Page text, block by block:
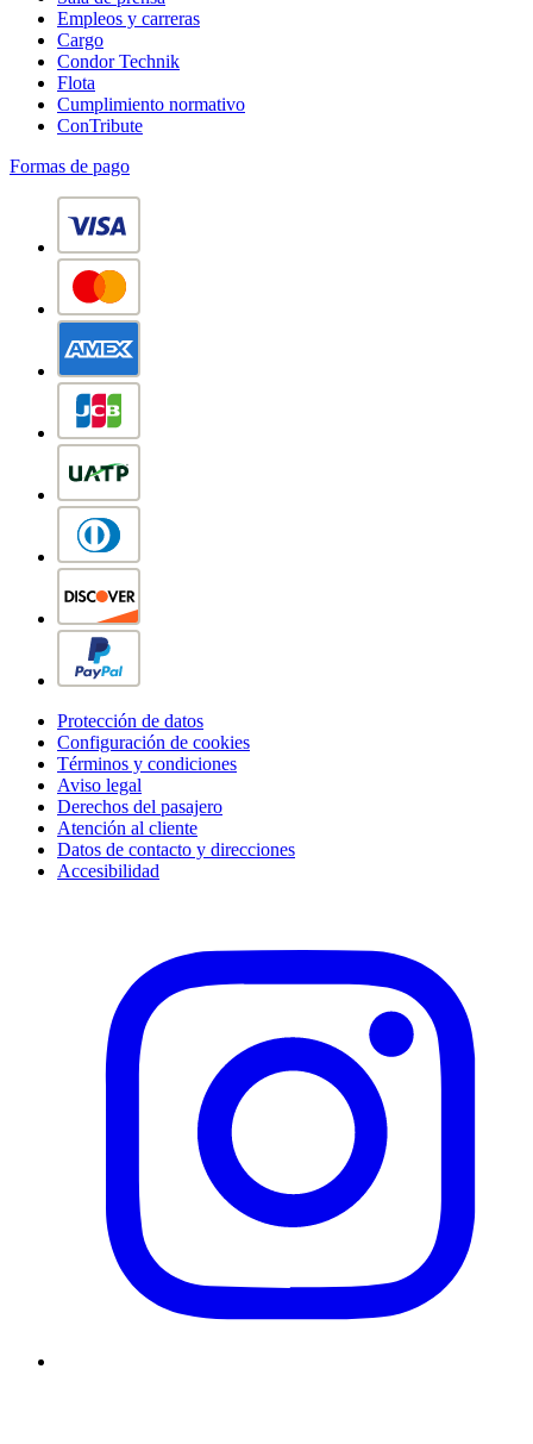
Empleos y carreras
Cargo
Condor Technik
Flota
Cumplimiento normativo
ConTribute
Formas de pago
Protección de datos
Configuración de cookies
Términos y condiciones
Aviso legal
Derechos del pasajero
Atención al cliente
Datos de contacto y direcciones
Accesibilidad